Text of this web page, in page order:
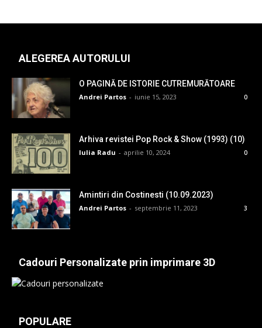
ALEGEREA AUTORULUI
O PAGINĂ DE ISTORIE CUTREMURĂTOARE
Andrei Partos - iunie 15, 2023 0
Arhiva revistei Pop Rock & Show (1993) (10)
Iulia Radu - aprilie 10, 2024 0
Amintiri din Costinesti (10.09.2023)
Andrei Partos - septembrie 11, 2023 3
Cadouri Personalizate prin imprimare 3D
POPULARE